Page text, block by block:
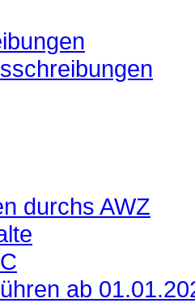
durchs AWZ
ab